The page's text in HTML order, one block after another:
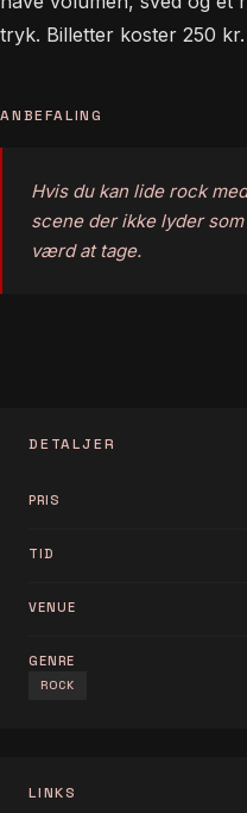
tryk. Billetter koster 250 kr.
ANBEFALING
Hvis du kan lide rock
scene der ikke lyder
værd at tage.
DETALJER
PRIS
TID
VENUE
GENRE
ROCK
LINKS